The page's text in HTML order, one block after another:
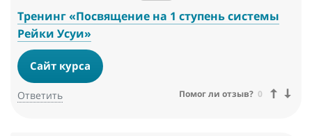
день, как жизнь с чистого листа. Благодарю!
Тренинг «Посвящение на 1 ступень системы
Рейки Усуи»
Сайт курса
Ответить Помог ли отзыв? 0